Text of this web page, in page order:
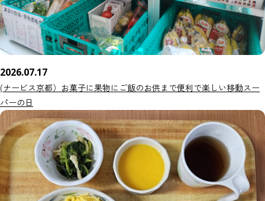
2026.07.17
(ナービス京都）お菓子に果物にご飯のお供まで便利で楽しい移動スー
パーの日